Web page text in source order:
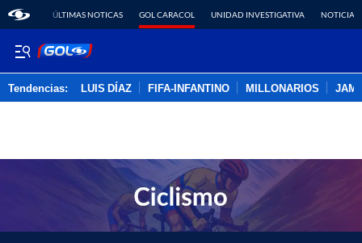
ÚLTIMAS NOTICAS GOL CARACOL UNIDAD INVESTIGATIVA NOTICIAS
Tendencias: LUIS DÍAZ FIFA-INFANTINO MILLONARIOS